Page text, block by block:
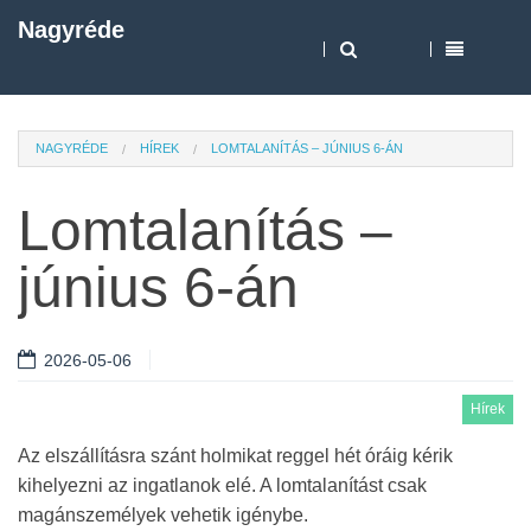
Nagyréde
NAGYRÉDE HÍREK LOMTALANÍTÁS – JÚNIUS 6-ÁN
Lomtalanítás –
június 6-án
2026-05-06
Hírek
Az elszállításra szánt holmikat reggel hét óráig kérik
kihelyezni az ingatlanok elé. A lomtalanítást csak
magánszemélyek vehetik igénybe.